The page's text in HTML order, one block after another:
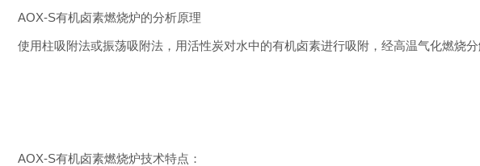
AOX-S有机卤素燃烧炉的分析原理
使用柱吸附法或振荡吸附法，用活性炭对水中的有机卤素进行吸附，经高温气化燃烧
AOX-S有机卤素燃烧炉技术特点：